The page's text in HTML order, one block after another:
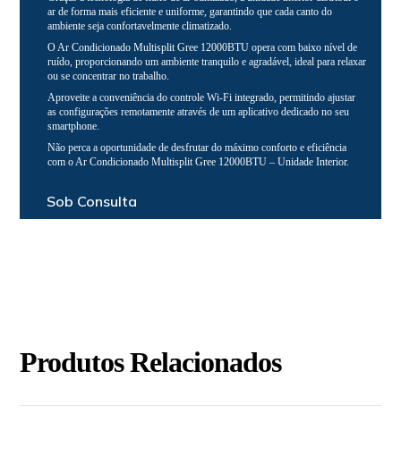
ar de forma mais eficiente e uniforme, garantindo que cada canto do
ambiente seja confortavelmente climatizado.
O Ar Condicionado Multisplit Gree 12000BTU opera com baixo nível de
ruído, proporcionando um ambiente tranquilo e agradável, ideal para relaxar
ou se concentrar no trabalho.
Aproveite a conveniência do controle Wi-Fi integrado, permitindo ajustar
as configurações remotamente através de um aplicativo dedicado no seu
smartphone.
Não perca a oportunidade de desfrutar do máximo conforto e eficiência
com o Ar Condicionado Multisplit Gree 12000BTU – Unidade Interior.
Sob Consulta
Produtos Relacionados